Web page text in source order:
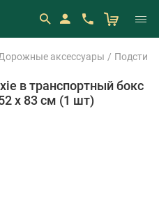
аксессуары
в транспортный бокс
х 83 см (1 шт)